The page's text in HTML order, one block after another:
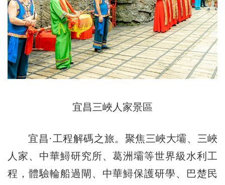
宜昌三峽人家景區
宜昌·工程解碼之旅。聚焦三峽大壩、三峽
人家、中華鱘研究所、葛洲壩等世界級水利工
程，體驗輪船過閘、中華鱘保護研學、巴楚民